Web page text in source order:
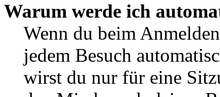
Warum werde ich
Wenn du beim
jedem Besuch
wirst du nur für eine